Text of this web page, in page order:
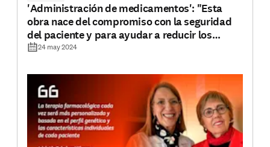
'Administración de medicamentos': "Esta
obra nace del compromiso con la seguridad
del paciente y para ayudar a reducir los
errores en las diferentes fases del proceso"
24 may 2024